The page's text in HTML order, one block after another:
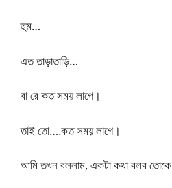
হুম…
এত তাড়াতাড়ি…
বা রে কত সময় লাগে।
তাই তো….কত সময় লাগে।
আমি তখন বললাম, একটা কথা বলব তোকে